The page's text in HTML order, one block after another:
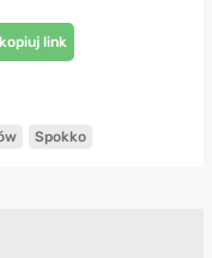
link
Spokko